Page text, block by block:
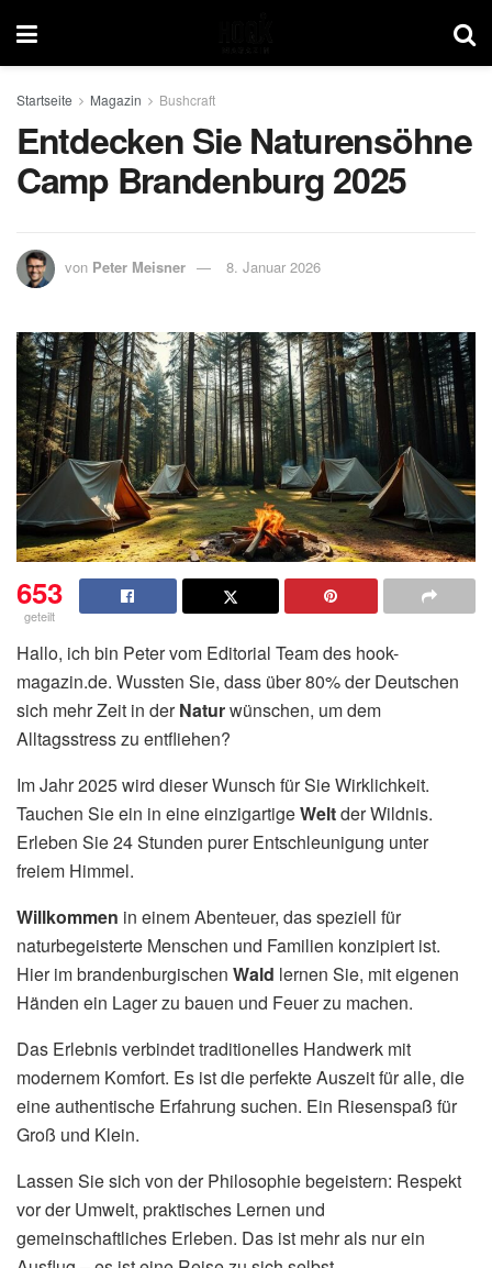
Startseite Magazin Bushcraft
Entdecken Sie Naturensöhne
Camp Brandenburg 2025
von Peter Meisner 8. Januar 2026
653
geteilt
Hallo, ich bin Peter vom Editorial Team des hook-
magazin.de. Wussten Sie, dass über 80% der Deutschen
sich mehr Zeit in derNaturwünschen, um dem
Alltagsstress zu entfliehen?
Im Jahr 2025 wird dieser Wunsch für Sie Wirklichkeit.
Tauchen Sie ein in eine einzigartigeWeltder Wildnis.
Erleben Sie 24 Stunden purer Entschleunigung unter
freiem Himmel.
Willkommen in einem Abenteuer, das speziell für
naturbegeisterte Menschen und Familien konzipiert ist.
Hier im brandenburgischen Wald lernen Sie, mit eigenen
Händen ein Lager zu bauen und Feuer zu machen.
Das Erlebnis verbindet traditionelles Handwerk mit
modernem Komfort. Es ist die perfekte Auszeit für alle, die
eine authentische Erfahrung suchen. Ein Riesenspaß für
Groß und Klein.
Lassen Sie sich von der Philosophie begeistern: Respekt
vor der Umwelt, praktisches Lernen und
gemeinschaftliches Erleben. Das ist mehr als nur ein